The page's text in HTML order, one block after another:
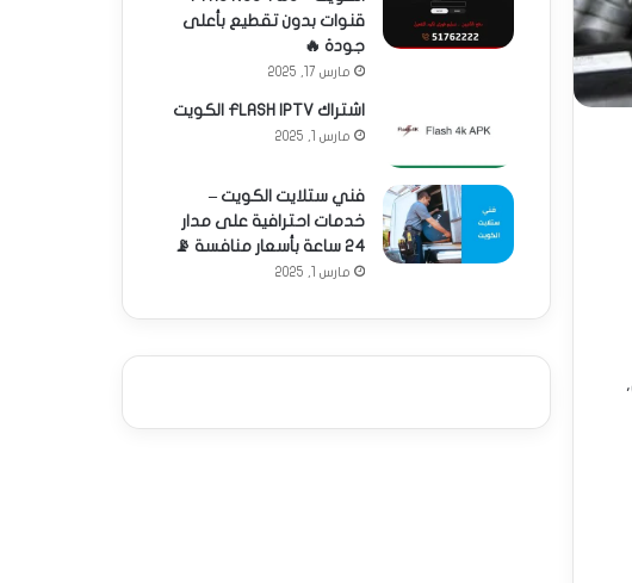
قنوات بدون تقطيع بأعلى
جودة 🔥
مارس 17, 2025
اشتراك FLASH IPTV الكويت
مارس 1, 2025
فني ستلايت الكويت –
خدمات احترافية على مدار
24 ساعة بأسعار منافسة 📡
مارس 1, 2025